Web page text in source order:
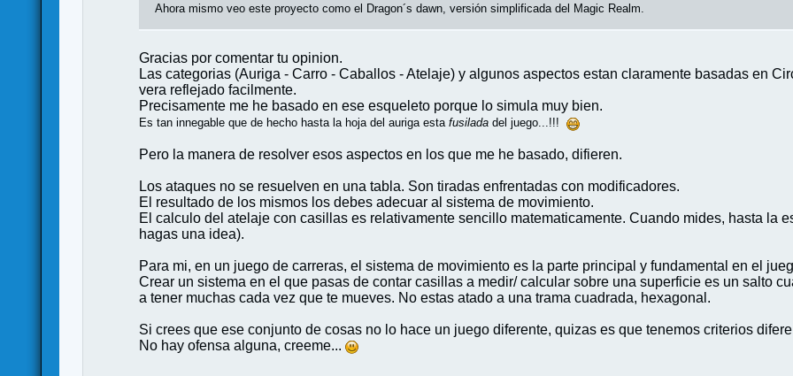
Ahora mismo veo este proyecto como el Dragon´s dawn, versión simplificada del Magic Realm.
Gracias por comentar tu opinion.
Las categorias (Auriga - Carro - Caballos - Atelaje) y algunos aspectos estan claramente basadas en
vera reflejado facilmente.
Precisamente me he basado en ese esqueleto porque lo simula muy bien.
Es tan innegable que de hecho hasta la hoja del auriga estafusilada del juego...!!!
Pero la manera de resolver esos aspectos en los que me he basado, difieren.
Los ataques no se resuelven en una tabla. Son tiradas enfrentadas con modificadores.
El resultado de los mismos los debes adecuar al sistema de movimiento.
El calculo del atelaje con casillas es relativamente sencillo matematicamente. Cuando mides, hasta la
hagas una idea).
Para mi, en un juego de carreras, el sistema de movimiento es la parte principal y fundamental en el
Crear un sistema en el que pasas de contar casillas a medir/ calcular sobre una superficie es un salto
a tener muchas cada vez que te mueves. No estas atado a una trama cuadrada, hexagonal.
Si crees que ese conjunto de cosas no lo hace un juego diferente, quizas es que tenemos criterios
No hay ofensa alguna, creeme...